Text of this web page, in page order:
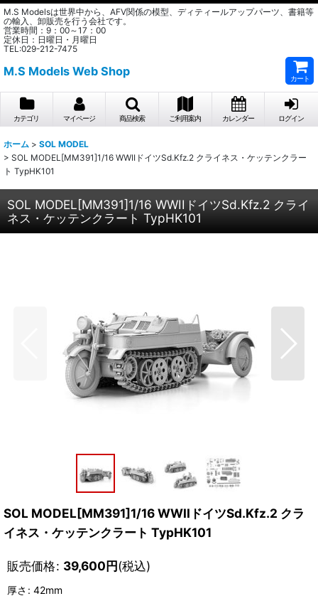
M.S Modelsは世界中から、AFV関係の模型、ディティールアップパーツ、書籍等
の輸入、卸販売を行う会社です。
営業時間：9：00～17：00
定休日：日曜日・月曜日
TEL:029-212-7475
M.S Models Web Shop
カート
カテゴリ マイページ 商品検索 ご利用案内 カレンダー ログイン
ホーム > SOL MODEL
> SOL MODEL[MM391]1/16 WWIIドイツSd.Kfz.2 クライネス・ケッテンクラー
ト TypHK101
SOL MODEL[MM391]1/16 WWIIドイツSd.Kfz.2 クライ
ネス・ケッテンクラート TypHK101
SOL MODEL[MM391]1/16 WWIIドイツSd.Kfz.2 クラ
イネス・ケッテンクラート TypHK101
販売価格: 39,600円(税込)
厚さ : 42mm